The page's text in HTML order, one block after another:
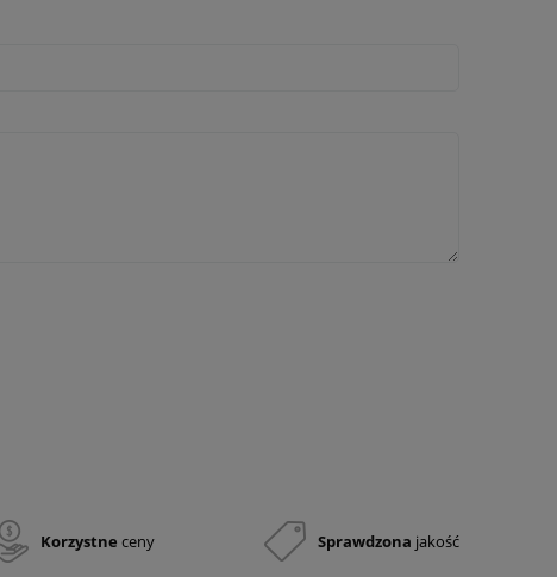
Korzystne ceny Sprawdzona jakość